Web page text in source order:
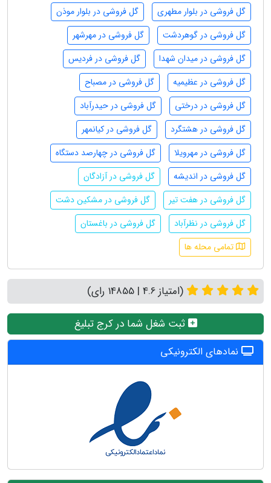
گل فروشی در بلوار مطهری
گل فروشی در بلوار موذن
گل فروشی در گوهردشت
گل فروشی در مهرشهر
گل فروشی در میدان شهدا
گل فروشی در فردیس
گل فروشی در عظیمیه
گل فروشی در مصباح
گل فروشی در درختی
گل فروشی در حیدرآباد
گل فروشی در هشتگرد
گل فروشی در کیانمهر
گل فروشی در مهرویلا
گل فروشی در چهارصد دستگاه
گل فروشی در اندیشه
گل فروشی در آزادگان
گل فروشی در هفت تیر
گل فروشی در مشکین دشت
گل فروشی در نظرآباد
گل فروشی در باغستان
تمامی محله ها
(امتیاز 4.6 | 14855 رای)
ثبت شغل شما در کرج تبلیغ
نمادهای الکترونیکی